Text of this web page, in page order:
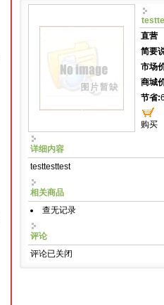
直营
简要
市场
商城
节省:
购买
详细内容
testtesttest
相关商品
查无记录
评论
评论已关闭